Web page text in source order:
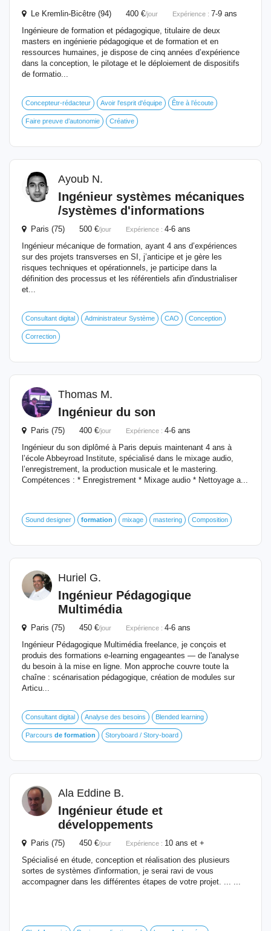
Le Kremlin-Bicêtre (94) 400 €/jour Expérience : 7-9 ans
Ingénieure de formation et pédagogique, titulaire de deux
masters en ingénierie pédagogique et de formation et en
ressources humaines, je dispose de cinq années d’expérience
dans la conception, le pilotage et le déploiement de dispositifs
de formatio...
Concepteur-rédacteur Avoir l'esprit d'équipe Être à l’écoute
Faire preuve d’autonomie Créative
Ayoub N.
Ingénieur systèmes mécaniques
/systèmes d'informations
Paris (75) 500 €/jour Expérience : 4-6 ans
Ingénieur mécanique de formation, ayant 4 ans d’expériences
sur des projets transverses en SI, j’anticipe et je gère les
risques techniques et opérationnels, je participe dans la
définition des processus et les référentiels afin d'industrialiser
et...
Consultant digital Administrateur Système CAO Conception
Correction
Thomas M.
Ingénieur du son
Paris (75) 400 €/jour Expérience : 4-6 ans
Ingénieur du son diplômé à Paris depuis maintenant 4 ans à
l’école Abbeyroad Institute, spécialisé dans le mixage audio,
l’enregistrement, la production musicale et le mastering.
Compétences : * Enregistrement * Mixage audio * Nettoyage a...
Sound designer formation mixage mastering Composition
Huriel G.
Ingénieur Pédagogique
Multimédia
Paris (75) 450 €/jour Expérience : 4-6 ans
Ingénieur Pédagogique Multimédia freelance, je conçois et
produis des formations e-learning engageantes — de l'analyse
du besoin à la mise en ligne. Mon approche couvre toute la
chaîne : scénarisation pédagogique, création de modules sur
Articu...
Consultant digital Analyse des besoins Blended learning
Parcours de formation Storyboard / Story-board
Ala Eddine B.
Ingénieur étude et
développements
Paris (75) 450 €/jour Expérience : 10 ans et +
Spécialisé en étude, conception et réalisation des plusieurs
sortes de systèmes d'information, je serai ravi de vous
accompagner dans les différentes étapes de votre projet. ... ...